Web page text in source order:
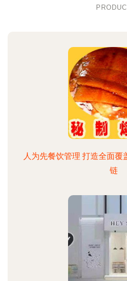
人为先餐饮管理 打造全面覆
链